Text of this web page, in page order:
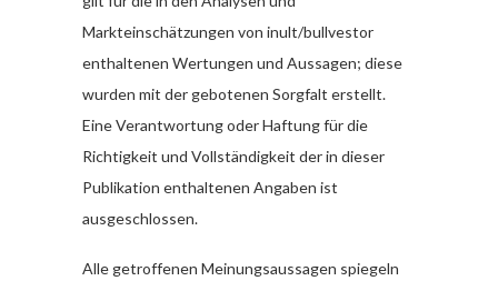
Markteinschätzungen von inult/bullvestor
enthaltenen Wertungen und Aussagen; diese
wurden mit der gebotenen Sorgfalt erstellt.
Eine Verantwortung oder Haftung für die
Richtigkeit und Vollständigkeit der in dieser
Publikation enthaltenen Angaben ist
ausgeschlossen.
Alle getroffenen Meinungsaussagen spiegeln